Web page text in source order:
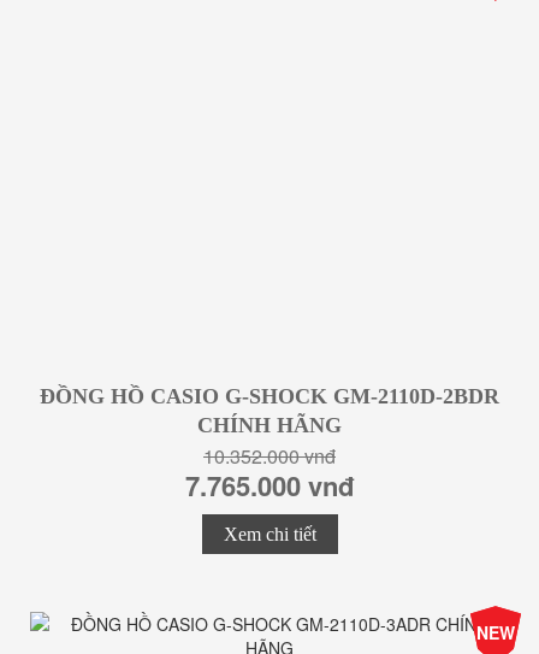
ĐỒNG HỒ CASIO G-SHOCK GM-2110D-2BDR
CHÍNH HÃNG
10.352.000 vnđ
7.765.000 vnđ
Xem chi tiết
-25%
Giá
NEW